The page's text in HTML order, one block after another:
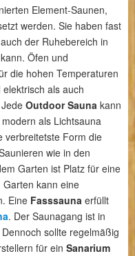
Element-Saunen,
werden. Sie haben fast
der Ruhebereich in
Öfen und
die hohen Temperaturen
als auch
Outdoor Saunakann
als Lichtsauna
verbreitetste Form die
wie in den
Garten ist Platz für eine
kann eine
Eine Fasssaunaerfüllt
. Der Saunagang ist in
sollte regelmäßig
für ein Sanarium